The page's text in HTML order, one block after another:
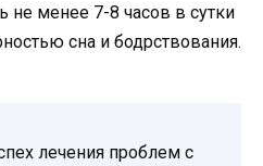
не менее 7-8 часов в сутки
сна и бодрствования.
лечения проблем с